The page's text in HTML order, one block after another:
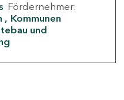
Fördernehmer:
Kommunen
und